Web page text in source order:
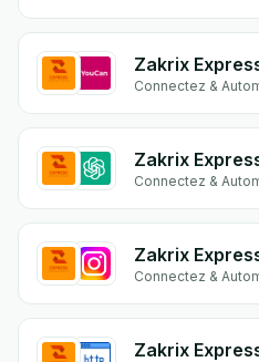
Zakrix
Connectez &
Connectez &
Zakrix
Connectez &
Zakrix